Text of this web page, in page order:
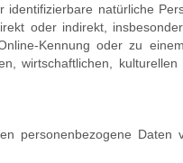
natürliche
oder indirekt,
Kennung oder zu
wirtschaftlichen,
personenbezogene Daten